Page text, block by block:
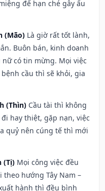
để hạn ché gây ẩu
(Mão) Là giờ rất tốt lành,
Buôn bán, kinh doanh
có tin mừng. Mọi việc
cầu thì sẽ khỏi, gia
(Thìn) Cầu tài thì không
hay thiệt, gặp nạn, việc
quỷ nên cúng tế thì mới
(Tị) Mọi công việc đều
hướng Tây Nam –
hành thì đều bình